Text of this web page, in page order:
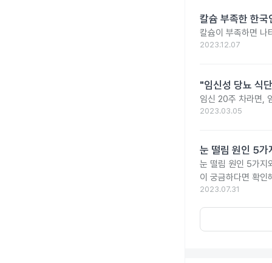
칼슘 부족한 한
칼슘이 부족하면 나
2023.12.07
"임신성 당뇨 식
임신 20주 차라면,
2023.03.05
눈 떨림 원인 5가
눈 떨림 원인 5가지
이 궁금하다면 확인
2023.07.31